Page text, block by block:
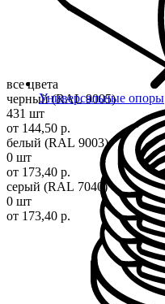
Универсальные опоры
все цвета
черный (RAL 9005)
431 шт
от 144,50 р.
белый (RAL 9003)
0 шт
от 173,40 р.
серый (RAL 7040)
0 шт
от 173,40 р.